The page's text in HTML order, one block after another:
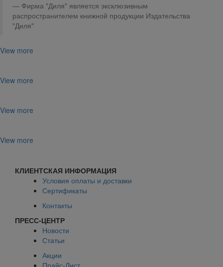
Фирма "Диля" является эксклюзивным
распространителем книжной продукции Издательства
"Диля"
View more
View more
View more
View more
КЛИЕНТСКАЯ ИНФОРМАЦИЯ
Условия оплаты и доставки
Сертификаты
Контакты
ПРЕСС-ЦЕНТР
Новости
Статьи
Акции
Прайс-Лист